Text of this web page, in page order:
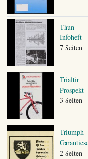
Thun
Infoheft
7 Seiten
Trialtir
Prospekt
3 Seiten
Triumph
2 Seiten